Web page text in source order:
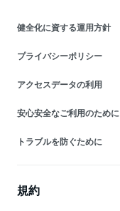
健全化に資する運用方針
プライバシーポリシー
アクセスデータの利用
安心安全なご利用のために
トラブルを防ぐために
規約